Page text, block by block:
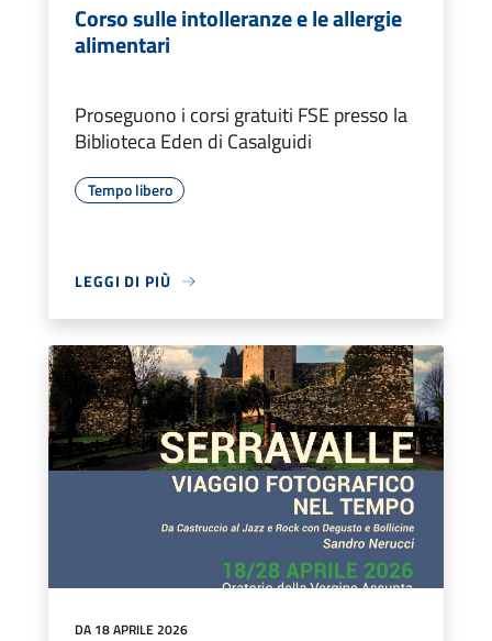
Corso sulle intolleranze e le allergie
alimentari
Proseguono i corsi gratuiti FSE presso la
Biblioteca Eden di Casalguidi
Tempo libero
LEGGI DI PIÙ
DA 18 APRILE 2026